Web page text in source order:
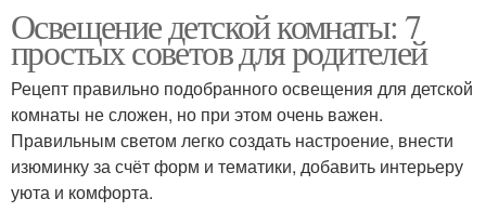
Освещение детской комнаты: 7
простых советов для родителей
Рецепт правильно подобранного освещения для детской
комнаты не сложен, но при этом очень важен.
Правильным светом легко создать настроение, внести
изюминку за счёт форм и тематики, добавить интерьеру
уюта и комфорта.